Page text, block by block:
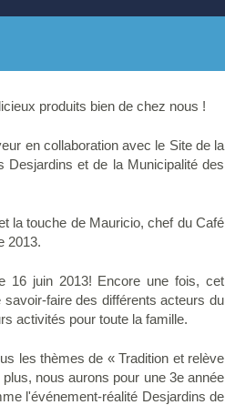
produits bien de chez nous !
en collaboration avec le Site de la
Desjardins et de la Municipalité des
la touche de Mauricio, chef du Café
2013.
16 juin 2013! Encore une fois, cet
faire des différents acteurs du
activités pour toute la famille.
les thèmes de « Tradition et relève
nous aurons pour une 3e année
l'événement-réalité Desjardins de